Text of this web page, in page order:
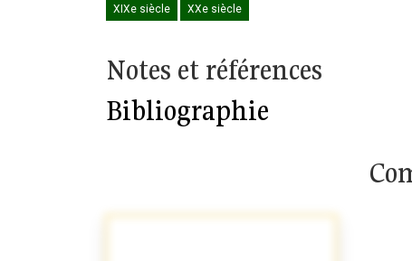
XIXe siècle XXe siècle
Notes et références
Bibliographie